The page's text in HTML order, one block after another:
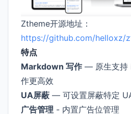
Ztheme开源地址：
https://github.com/helloxz/
特点
Markdown 写作 — 原生支持
作更高效
UA屏蔽 — 可设置屏蔽特定
广告管理 - 内置广告位管理